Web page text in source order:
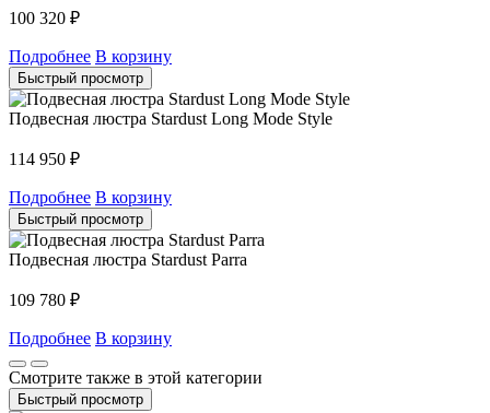
100 320 ₽
Подробнее В корзину
Быстрый просмотр
Подвесная люстра Stardust Long Mode Style
114 950 ₽
Подробнее В корзину
Быстрый просмотр
Подвесная люстра Stardust Parra
109 780 ₽
Подробнее В корзину
Смотрите также в этой категории
Быстрый просмотр